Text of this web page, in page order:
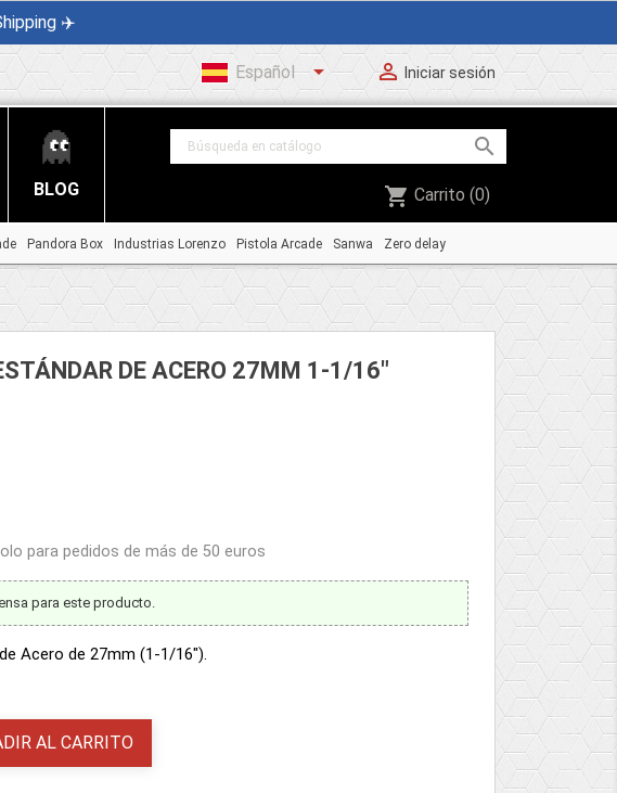
✈️
Español   Iniciar sesión
BLOG

shopping_cart Carrito (0)
Pandora Box Industrias Lorenzo Pistola Arcade Sanwa Zero delay
DE ACERO 27MM 1-1/16"
para pedidos de más de 50 euros
para este producto.
Acero de 27mm (1-1/16").
AL CARRITO